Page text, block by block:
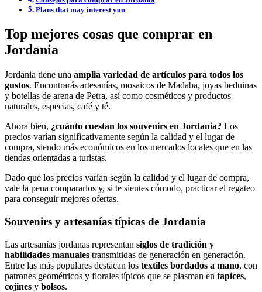
Plans that may interest you
Top mejores cosas que comprar en
Jordania
Jordania tiene una amplia variedad de artículos para todos los
gustos. Encontrarás artesanías, mosaicos de Madaba, joyas beduinas
y botellas de arena de Petra, así como cosméticos y productos
naturales, especias, café y té.
Ahora bien, ¿cuánto cuestan los souvenirs en Jordania? Los
precios varían significativamente según la calidad y el lugar de
compra, siendo más económicos en los mercados locales que en las
tiendas orientadas a turistas.
Dado que los precios varían según la calidad y el lugar de compra,
vale la pena compararlos y, si te sientes cómodo, practicar el regateo
para conseguir mejores ofertas.
Souvenirs y artesanías típicas de Jordania
Las artesanías jordanas representan siglos de tradición y
habilidades manuales transmitidas de generación en generación.
Entre las más populares destacan los textiles bordados a mano, con
patrones geométricos y florales típicos que se plasman en tapices,
cojines y bolsos.